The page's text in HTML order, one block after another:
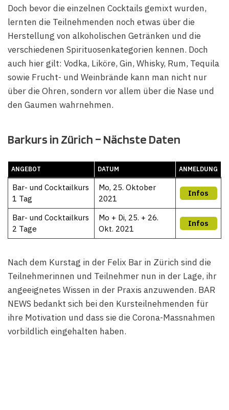
Doch bevor die einzelnen Cocktails gemixt wurden,
lernten die Teilnehmenden noch etwas über die
Herstellung von alkoholischen Getränken und die
verschiedenen Spirituosenkategorien kennen. Doch
auch hier gilt: Vodka, Liköre, Gin, Whisky, Rum, Tequila
sowie Frucht- und Weinbrände kann man nicht nur
über die Ohren, sondern vor allem über die Nase und
den Gaumen wahrnehmen.
Barkurs in Zürich – Nächste Daten
ANGEBOT DATUM ANMELDUNG
Bar- und Cocktailkurs
1 Tag
Mo, 25. Oktober
2021
Infos
Bar- und Cocktailkurs
2 Tage
Mo + Di, 25. + 26.
Okt. 2021
Infos
Nach dem Kurstag in der Felix Bar in Zürich sind die
Teilnehmerinnen und Teilnehmer nun in der Lage, ihr
angeeignetes Wissen in der Praxis anzuwenden. BAR
NEWS bedankt sich bei den Kursteilnehmenden für
ihre Motivation und dass sie die Corona-Massnahmen
vorbildlich eingehalten haben.